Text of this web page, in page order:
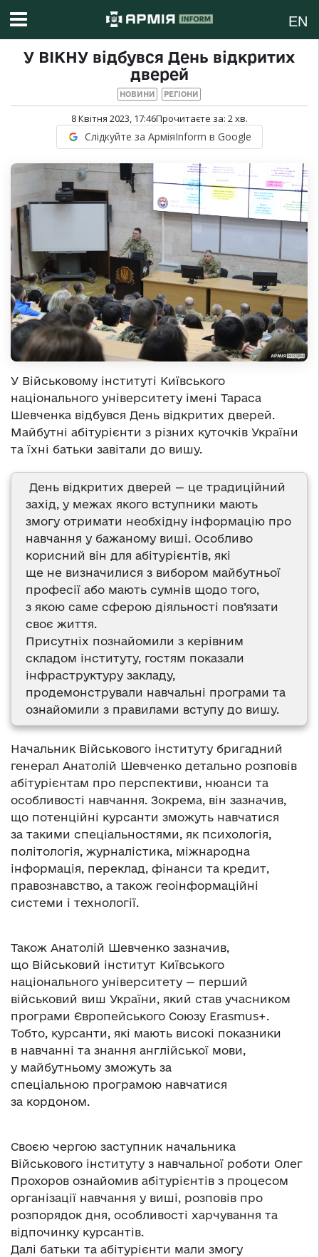
EN
У ВІКНУ відбувся День відкритих
дверей
НОВИНИ РЕГІОНИ
8 Квітня 2023, 17:46Прочитаєте за: 2хв.
Слідкуйте за АрміяInform в Google
У Військовому інституті Київського
національного університету імені Тараса
Шевченка відбувся День відкритих дверей.
Майбутні абітурієнти з різних куточків України
та їхні батьки завітали до вишу.
День відкритих дверей — це традиційний
захід, у межах якого вступники мають
змогу отримати необхідну інформацію про
навчання у бажаному виші. Особливо
корисний він для абітурієнтів, які
ще не визначилися з вибором майбутньої
професії або мають сумнів щодо того,
з якою саме сферою діяльності пов’язати
своє життя.
Присутніх познайомили з керівним
складом інституту, гостям показали
інфраструктуру закладу,
продемонстрували навчальні програми та
ознайомили з правилами вступу до вишу.
Начальник Військового інституту бригадний
генерал Анатолій Шевченко детально розповів
абітурієнтам про перспективи, нюанси та
особливості навчання. Зокрема, він зазначив,
що потенційні курсанти зможуть навчатися
за такими спеціальностями, як психологія,
політологія, журналістика, міжнародна
інформація, переклад, фінанси та кредит,
правознавство, а також геоінформаційні
системи і технології.
Також Анатолій Шевченко зазначив,
що Військовий інститут Київського
національного університету — перший
військовий виш України, який став учасником
програми Європейського Союзу Erasmus+.
Тобто, курсанти, які мають високі показники
в навчанні та знання англійської мови,
у майбутньому зможуть за
спеціальною програмою навчатися
за кордоном.
Своєю чергою заступник начальника
Військового інституту з навчальної роботи Олег
Прохоров ознайомив абітурієнтів з процесом
організації навчання у виші, розповів про
розпорядок дня, особливості харчування та
відпочинку курсантів.
Далі батьки та абітурієнти мали змогу